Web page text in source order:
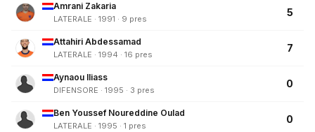
Amrani Zakaria
LATERALE · 1991 · 9 pres
5
Attahiri Abdessamad
LATERALE · 1994 · 16 pres
7
Aynaou Iliass
DIFENSORE · 1995 · 3 pres
0
Ben Youssef Noureddine Oulad
LATERALE · 1995 · 1 pres
0